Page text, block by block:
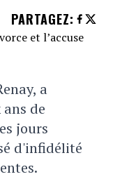
PARTAGEZ:
a
de
jours
d'infidélité